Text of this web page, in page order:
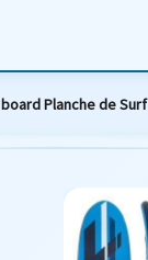
board Planche de Surf